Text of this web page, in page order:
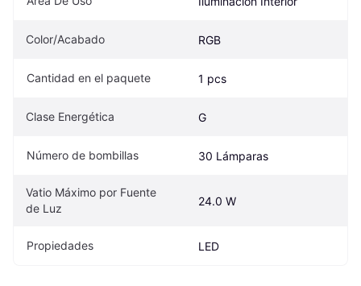
Color/Acabado RGB
Cantidad en el paquete 1 pcs
Clase Energética G
Número de bombillas 30 Lámparas
Vatio Máximo por Fuente
de Luz
24.0 W
Propiedades LED